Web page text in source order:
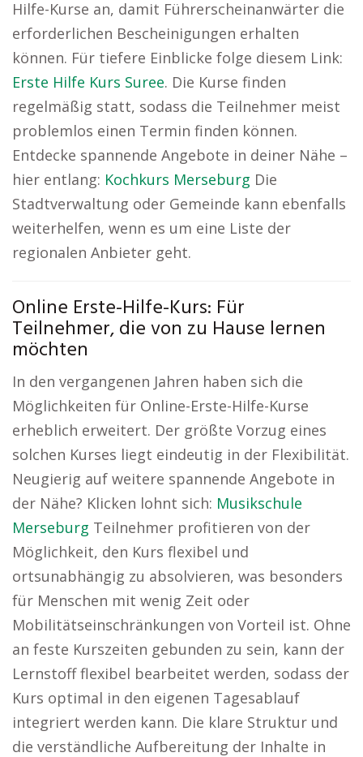
Hilfe-Kurse an, damit Führerscheinanwärter die
erforderlichen Bescheinigungen erhalten
können. Für tiefere Einblicke folge diesem Link:
Erste Hilfe Kurs Suree. Die Kurse finden
regelmäßig statt, sodass die Teilnehmer meist
problemlos einen Termin finden können.
Entdecke spannende Angebote in deiner Nähe –
hier entlang: Kochkurs Merseburg Die
Stadtverwaltung oder Gemeinde kann ebenfalls
weiterhelfen, wenn es um eine Liste der
regionalen Anbieter geht.
Online Erste-Hilfe-Kurs: Für
Teilnehmer, die von zu Hause lernen
möchten
In den vergangenen Jahren haben sich die
Möglichkeiten für Online-Erste-Hilfe-Kurse
erheblich erweitert. Der größte Vorzug eines
solchen Kurses liegt eindeutig in der Flexibilität.
Neugierig auf weitere spannende Angebote in
der Nähe? Klicken lohnt sich: Musikschule
Merseburg Teilnehmer profitieren von der
Möglichkeit, den Kurs flexibel und
ortsunabhängig zu absolvieren, was besonders
für Menschen mit wenig Zeit oder
Mobilitätseinschränkungen von Vorteil ist. Ohne
an feste Kurszeiten gebunden zu sein, kann der
Lernstoff flexibel bearbeitet werden, sodass der
Kurs optimal in den eigenen Tagesablauf
integriert werden kann. Die klare Struktur und
die verständliche Aufbereitung der Inhalte in